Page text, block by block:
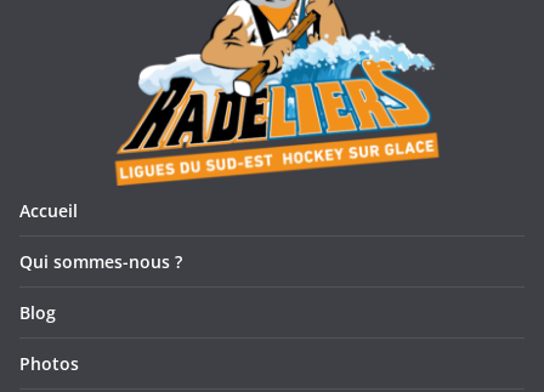
Accueil
Qui sommes-nous ?
Blog
Photos